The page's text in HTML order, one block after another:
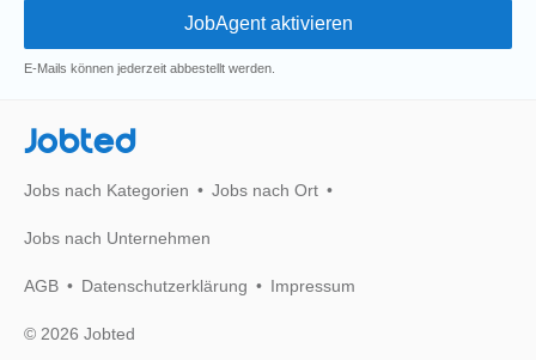
E-Mails können jederzeit abbestellt werden.
Jobted
Jobs nach Kategorien Jobs nach Ort
Jobs nach Unternehmen
AGB Datenschutzerklärung Impressum
© 2026 Jobted